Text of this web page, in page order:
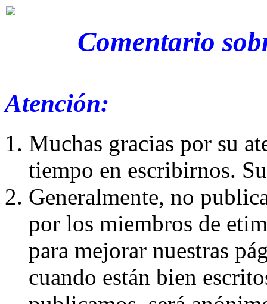
Comentario
Atención:
Muchas gracias por su
tiempo en escribirnos.
Generalmente, no
por los miembros de
para mejorar nuestras
cuando están bien